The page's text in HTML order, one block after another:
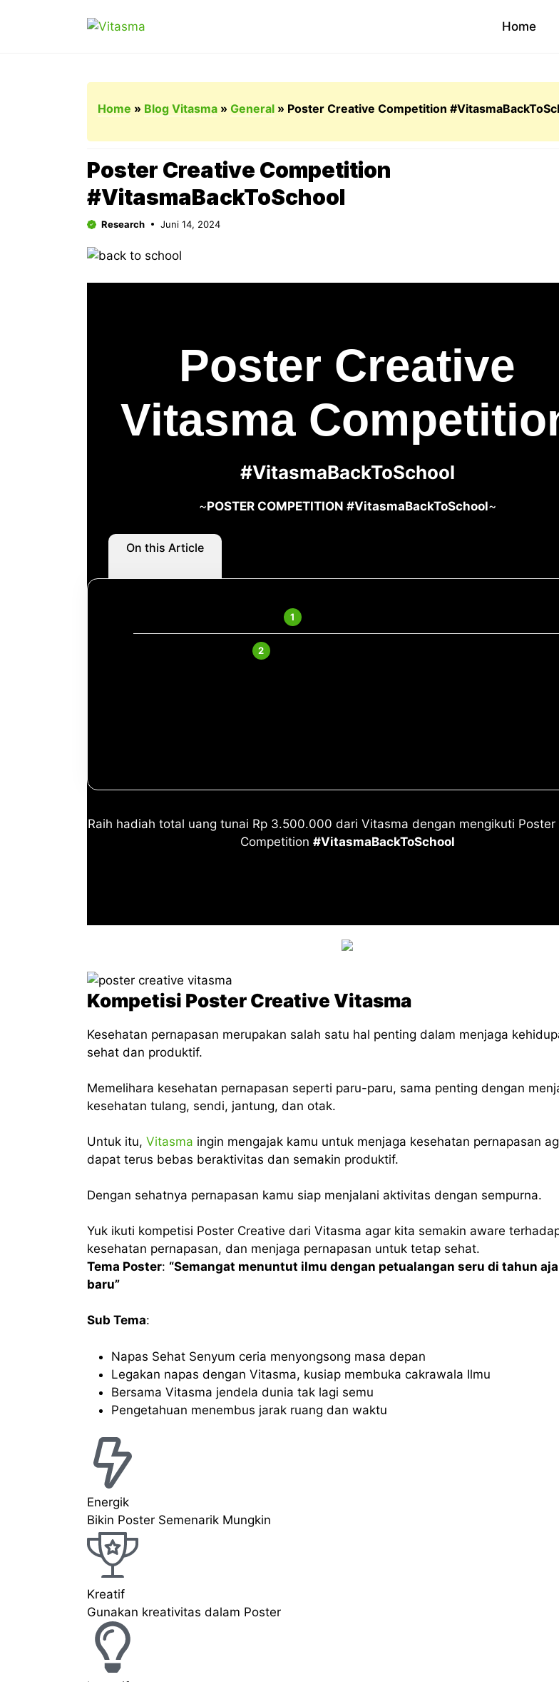
Home
Home » Blog Vitasma » General » Poster Creative Competition
Poster Creative Competition
#VitasmaBackToSchool
Research Juni 14, 2024
Poster Creative
Vitasma
#VitasmaBackToSchool
~POSTER COMPETITION #VitasmaBackToSchool~
On this Article
Raih hadiah total uang tunai Rp 3.500.000 dari Vitasma dengan mengikuti Poster
Competition #VitasmaBackToSchool
Kompetisi Poster Creative Vitasma
Kesehatan pernapasan merupakan salah satu hal penting dalam menjaga
sehat dan produktif.
Memelihara kesehatan pernapasan seperti paru-paru, sama penting dengan
kesehatan tulang, sendi, jantung, dan otak.
Untuk itu, Vitasma ingin mengajak kamu untuk menjaga kesehatan pernapasan
dapat terus bebas beraktivitas dan semakin produktif.
Dengan sehatnya pernapasan kamu siap menjalani aktivitas dengan sempurna.
Yuk ikuti kompetisi Poster Creative dari Vitasma agar kita semakin aware
kesehatan pernapasan, dan menjaga pernapasan untuk tetap sehat.
Tema Poster: “Semangat menuntut ilmu dengan petualangan seru di tahun
baru”
Sub Tema:
Napas Sehat Senyum ceria menyongsong masa depan
Legakan napas dengan Vitasma, kusiap membuka cakrawala Ilmu
Bersama Vitasma jendela dunia tak lagi semu
Pengetahuan menembus jarak ruang dan waktu
Energik
Bikin Poster Semenarik Mungkin
Kreatif
Gunakan kreativitas dalam Poster